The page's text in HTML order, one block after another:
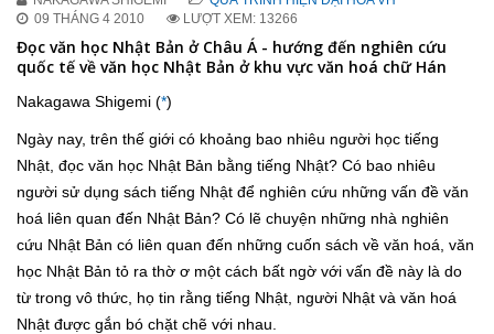
09 THÁNG 4 2010
LƯỢT XEM: 13266
Đọc văn học Nhật Bản ở Châu Á - hướng đến nghiên cứu
quốc tế về văn học Nhật Bản ở khu vực văn hoá chữ Hán
Nakagawa Shigemi (*)
Ngày nay, trên thế giới có khoảng bao nhiêu người học tiếng
Nhật, đọc văn học Nhật Bản bằng tiếng Nhật? Có bao nhiêu
người sử dụng sách tiếng Nhật để nghiên cứu những vấn đề văn
hoá liên quan đến Nhật Bản? Có lẽ chuyện những nhà nghiên
cứu Nhật Bản có liên quan đến những cuốn sách về văn hoá, văn
học Nhật Bản tỏ ra thờ ơ một cách bất ngờ với vấn đề này là do
từ trong vô thức, họ tin rằng tiếng Nhật, người Nhật và văn hoá
Nhật được gắn bó chặt chẽ với nhau.